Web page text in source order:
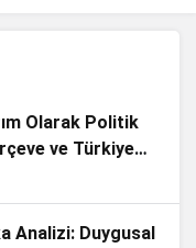
Olarak Politik
ve Türkiye
Analizi: Duygusal